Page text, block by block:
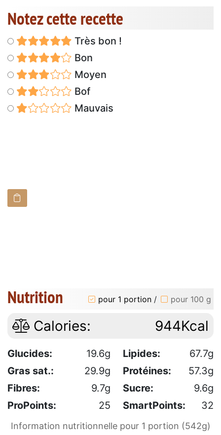
Notez cette recette
Très bon !
Bon
Moyen
Bof
Mauvais
Nutrition pour 1 portion / pour 100 g
Calories: 944Kcal
Glucides: 19.6g Lipides:
67.7g
Gras sat.:
29.9g Protéines:
57.3g
Fibres:
9.7g Sucre:
9.6g
ProPoints:
25 SmartPoints: 32
Information nutritionnelle pour 1 portion (542g)